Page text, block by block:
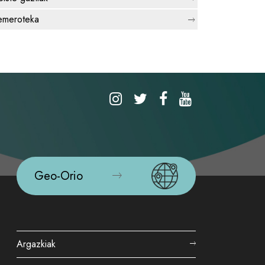
Geo-Orio
Argazkiak